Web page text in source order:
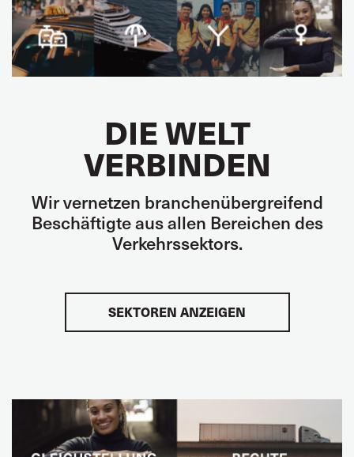
DIE WELT
VERBINDEN
Wir vernetzen branchenübergreifend
Beschäftigte aus allen Bereichen des
Verkehrssektors.
SEKTOREN ANZEIGEN